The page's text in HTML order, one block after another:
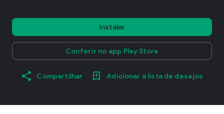
Instalar
Conferir no app Play Store
Compartilhar Adicionar à lista de desejos